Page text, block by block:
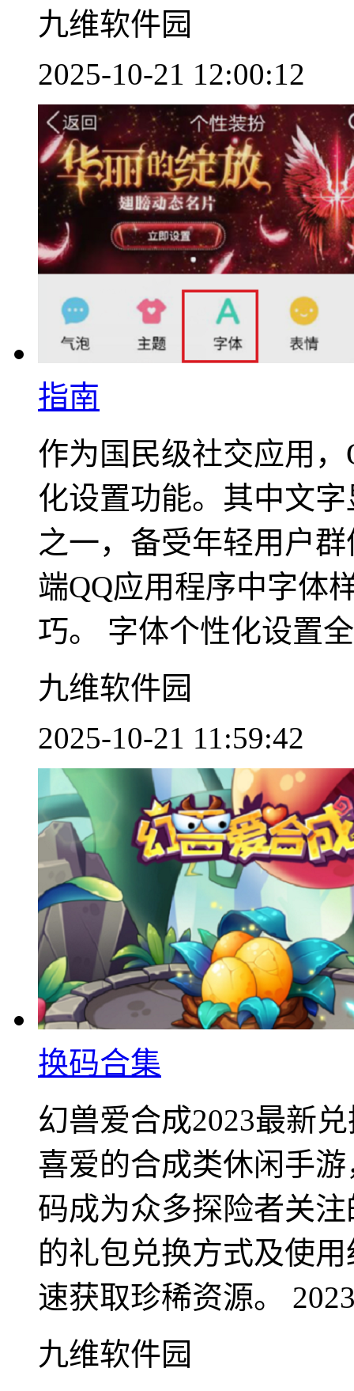
九维软件园
2025-10-21 12:00:12
指南
作为国民级社交应用
化设置功能。其中文
之一，备受年轻用户
端QQ应用程序中字体
巧。 字体个性化设置
九维软件园
2025-10-21 11:59:42
换码合集
幻兽爱合成2023最新
喜爱的合成类休闲手
码成为众多探险者关
的礼包兑换方式及使
速获取珍稀资源。
九维软件园